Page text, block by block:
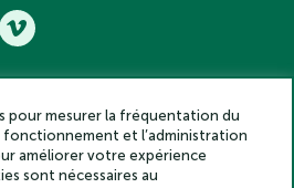
et belles lettres – Tous droits réservés
2025
de confidentialité
pour mesurer la fréquentation du
fonctionnement et l’administration
améliorer votre expérience
sont nécessaires au